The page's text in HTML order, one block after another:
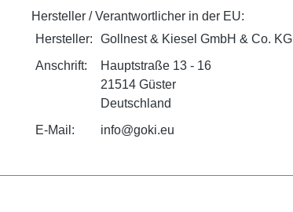
Hersteller / Verantwortlicher in der EU:
Hersteller:
Gollnest & Kiesel GmbH & Co. KG
Anschrift:
Hauptstraße 13 - 16
21514 Güster
Deutschland
E-Mail:
info@goki.eu